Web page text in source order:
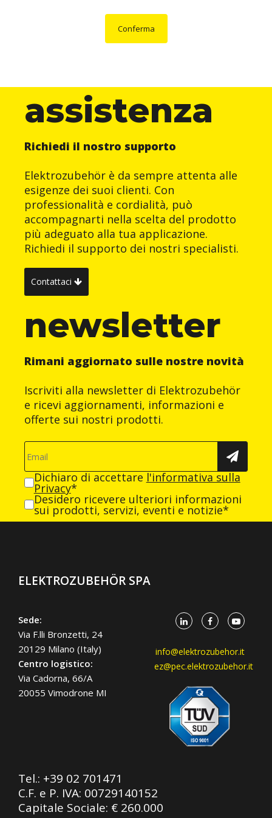
Conferma
assistenza
Richiedi il nostro supporto
Elektrozubehör è da sempre attenta alle
esigenze dei suoi clienti. Con
professionalità e cordialità, può
accompagnarti nella scelta del prodotto
più adeguato alla tua applicazione.
Richiedi il supporto dei nostri specialisti.
Contattaci
newsletter
Rimani aggiornato sulle nostre novità
Iscriviti alla newsletter di Elektrozubehör
e ricevi aggiornamenti, informazioni e
offerte sui nostri prodotti.
Dichiaro di accettare l'informativa sulla
Privacy*
Desidero ricevere ulteriori informazioni
sui prodotti, servizi, eventi e notizie*
ELEKTROZUBEHÖR SPA
Sede:
Via F.lli Bronzetti, 24
20129 Milano (Italy)
Centro logistico:
Via Cadorna, 66/A
20055 Vimodrone MI
info@elektrozubehor.it
ez@pec.elektrozubehor.it
Tel.: +39 02 701471
C.F. e P. IVA: 00729140152
Capitale Sociale: € 260.000